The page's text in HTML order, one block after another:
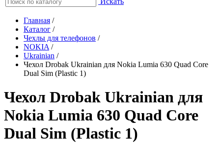
Главная /
Каталог /
Чехлы для телефонов /
NOKIA /
Ukrainian /
Чехол Drobak Ukrainian для Nokia Lumia 630 Quad Core
Dual Sim (Plastic 1)
Чехол Drobak Ukrainian для
Nokia Lumia 630 Quad Core
Dual Sim (Plastic 1)